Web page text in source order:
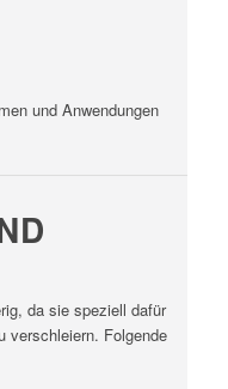
und Anwendungen
da sie speziell dafür
verschleiern. Folgende